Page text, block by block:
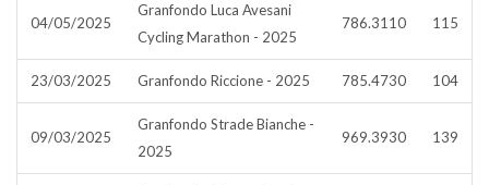
04/05/2025
Granfondo Luca Avesani
Cycling Marathon - 2025
786.3110 115
23/03/2025 Granfondo Riccione - 2025 785.4730 104
09/03/2025
Granfondo Strade Bianche -
2025
969.3930 139